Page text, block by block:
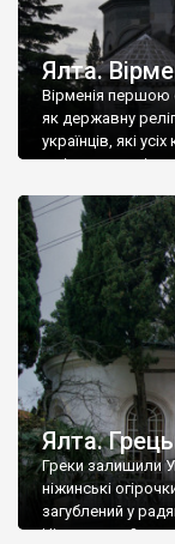
Ялта.
Вірменія першою
як державну
українців, які
є відданими
Ялта.
Греки залишили
ніжинські
загублений у
Ніжин греки?